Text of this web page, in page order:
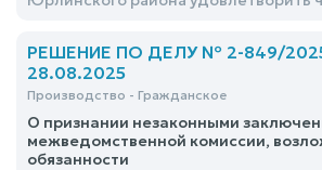
РЕШЕНИЕ ПО ДЕЛУ № 2-849/
28.08.2025
Производство - Гражданское
О признании незаконными
межведомственной комиссии,
обязанности